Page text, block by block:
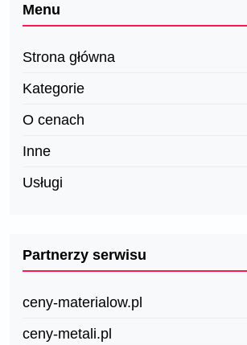
Menu
Strona główna
Kategorie
O cenach
Inne
Usługi
Partnerzy serwisu
ceny-materialow.pl
ceny-metali.pl